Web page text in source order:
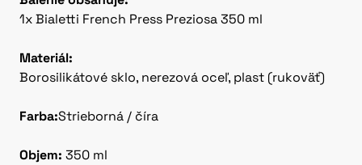
1x Bialetti French Press Preziosa 350 ml
Materiál:
Borosilikátové sklo, nerezová oceľ, plast (rukoväť)
Farba:Strieborná / číra
Objem: 350 ml